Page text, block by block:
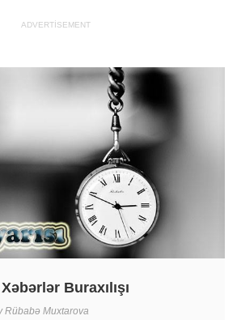
ADVERTISEMENT
Buraxılışı
Rübabə Muxtarova